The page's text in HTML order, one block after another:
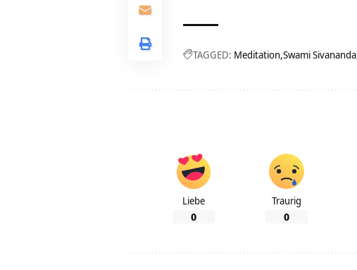
TAGGED: Meditation Swami Sivananda
Liebe
0
Traurig
0